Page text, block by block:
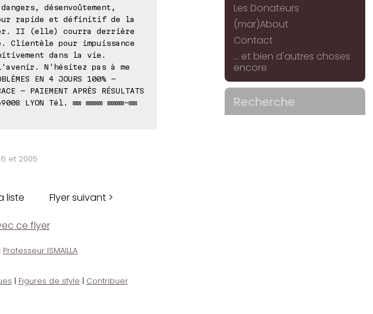
désenvoûtement,
rapide et définitif de la
II (elle) courra derrière
Clientèle pour impuissance
dans la vie.
N'hésitez pas à me
EN 4 JOURS 100% -
- PAIEMENT APRÈS RÉSULTATS
LYON Tél. ⊠⊠ ⊠⊠⊠⊠ ⊠⊠⊠⊠-⊠⊠
et 2005
liste Flyer suivant >
ce flyer
Professeur ISMAILLA
| Figures de style | Contribuer
Les Donateurs
(mar)About
Contact
... et bien d'autres choses
encore
Recherche